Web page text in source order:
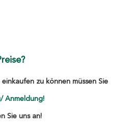
zu können müssen Sie
Anmeldung!
Sie uns an!